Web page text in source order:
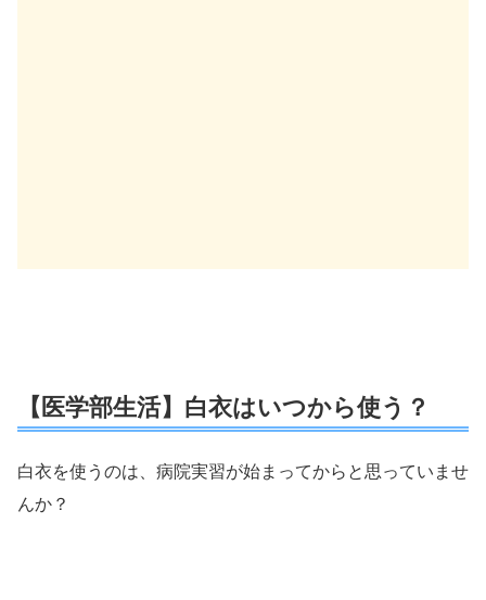
【医学部生活】白衣はいつから使う？
白衣を使うのは、病院実習が始まってからと思っていませ
んか？